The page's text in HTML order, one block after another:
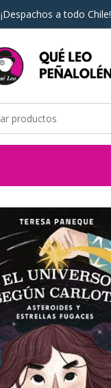
¡Despachos a todo Chile!